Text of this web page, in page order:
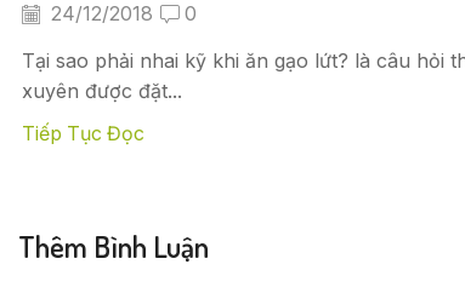
24/12/2018 0
Tại sao phải nhai kỹ khi ăn gạo lứt? là câu hỏi
xuyên được đặt...
Tiếp Tục Đọc
Thêm Bình Luận